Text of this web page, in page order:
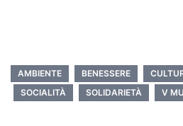
AMBIENTE BENESSERE
SOCIALITÀ
SOLIDARIETÀ V